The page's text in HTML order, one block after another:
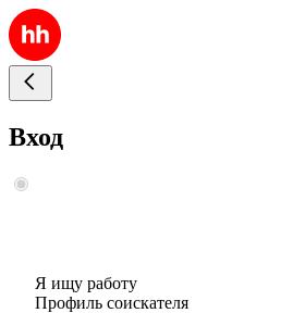
Вход
Я ищу работу
Профиль соискателя